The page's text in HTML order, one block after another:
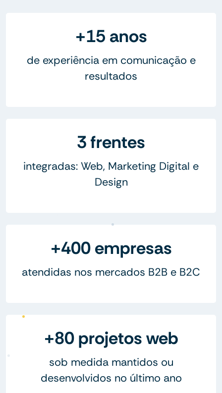
+15 anos
de experiência em comunicação e
resultados
3 frentes
integradas: Web, Marketing Digital e
Design
+400 empresas
atendidas nos mercados B2B e B2C
+80 projetos web
sob medida mantidos ou
desenvolvidos no último ano